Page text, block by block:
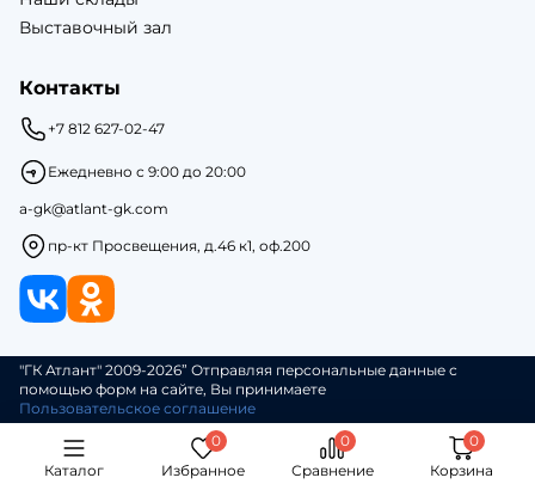
Каталог Избранное Сравнение Корзина
Выставочный зал
Контакты
+7 812 627-02-47
Ежедневно с 9:00 до 20:00
a-gk@atlant-gk.com
пр-кт Просвещения, д.46 к1, оф.200
"ГК Атлант" 2009-2026” Отправляя персональные данные с
помощью форм на сайте, Вы принимаете
Пользовательское соглашение